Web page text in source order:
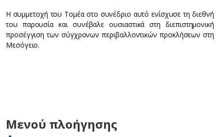
Η συμμετοχή του Τομέα στο συνέδριο αυτό ενίσχυσε τη διεθνή
του παρουσία και συνέβαλε ουσιαστικά στη διεπιστημονική
προσέγγιση των σύγχρονων περιβαλλοντικών προκλήσεων στη
Μεσόγειο.
Μενού πλοήγησης